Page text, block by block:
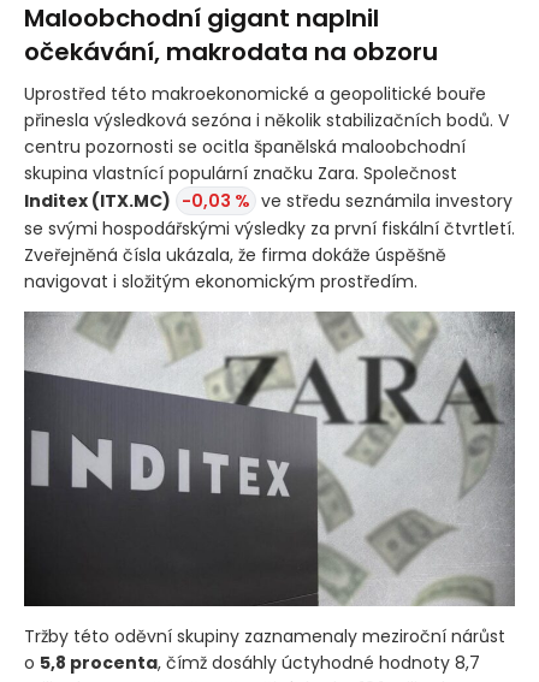
Maloobchodní gigant naplnil
očekávání, makrodata na obzoru
Uprostřed této makroekonomické a geopolitické bouře
přinesla výsledková sezóna i několik stabilizačních bodů. V
centru pozornosti se ocitla španělská maloobchodní
skupina vlastnící populární značku Zara. Společnost
Inditex (ITX.MC) -0,03 % ve středu seznámila investory
se svými hospodářskými výsledky za první fiskální čtvrtletí.
Zveřejněná čísla ukázala, že firma dokáže úspěšně
navigovat i složitým ekonomickým prostředím.
Tržby této oděvní skupiny zaznamenaly meziroční nárůst
o 5,8 procenta, čímž dosáhly úctyhodné hodnoty 8,7